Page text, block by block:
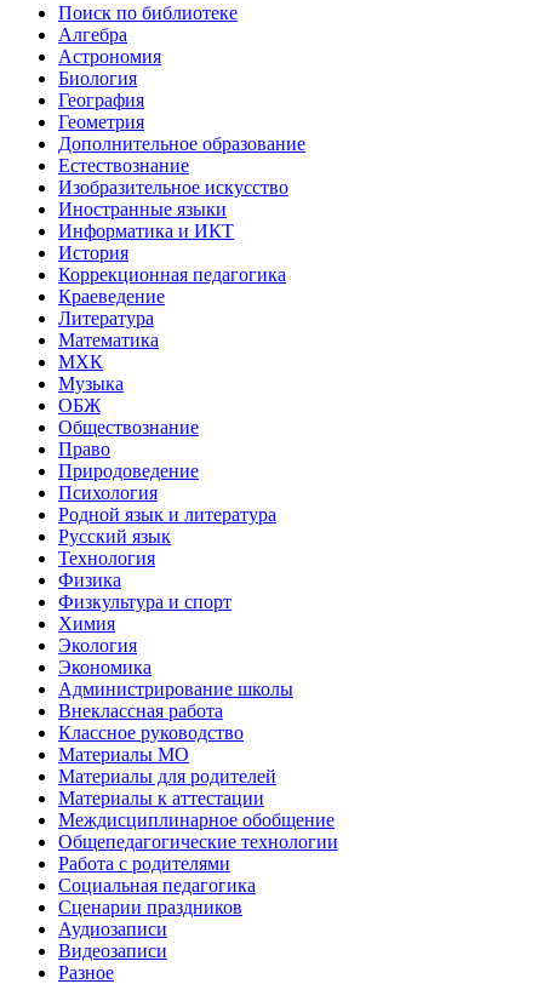
Поиск по библиотеке
Алгебра
Астрономия
Биология
География
Геометрия
Дополнительное образование
Естествознание
Изобразительное искусство
Иностранные языки
Информатика и ИКТ
История
Коррекционная педагогика
Краеведение
Литература
Математика
МХК
Музыка
ОБЖ
Обществознание
Право
Природоведение
Психология
Родной язык и литература
Русский язык
Технология
Физика
Физкультура и спорт
Химия
Экология
Экономика
Администрирование школы
Внеклассная работа
Классное руководство
Материалы МО
Материалы для родителей
Материалы к аттестации
Междисциплинарное обобщение
Общепедагогические технологии
Работа с родителями
Социальная педагогика
Сценарии праздников
Аудиозаписи
Видеозаписи
Разное